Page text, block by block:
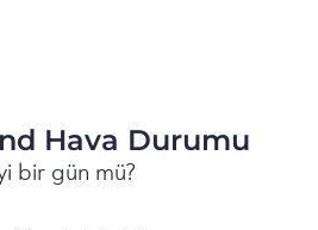
Hava Durumu
bir gün mü?